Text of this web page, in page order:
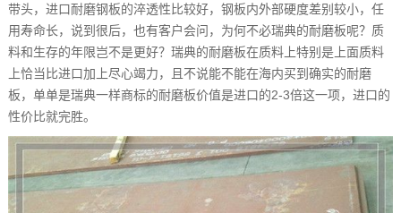
带头，进口耐磨钢板的淬透性比较好，钢板内外部硬度差别较小，任
用寿命长，说到很后，也有客户会问，为何不必瑞典的耐磨板呢？质
料和生存的年限岂不是更好？瑞典的耐磨板在质料上特别是上面质料
上恰当比进口加上尽心竭力，且不说能不能在海内买到确实的耐磨
板，单单是瑞典一样商标的耐磨板价值是进口的2-3倍这一项，进口的
性价比就完胜。